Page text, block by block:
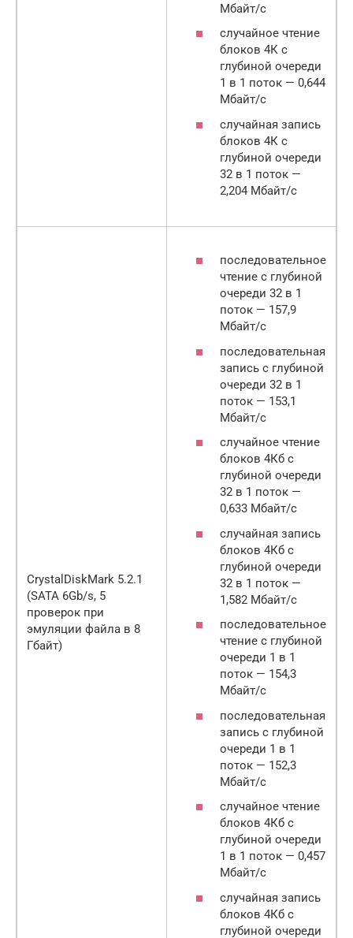
Мбайт/с
случайное чтение
блоков 4К с
глубиной очереди
1 в 1 поток — 0,644
Мбайт/с
случайная запись
блоков 4К с
глубиной очереди
32 в 1 поток —
2,204 Мбайт/с
CrystalDiskMark 5.2.1
(SATA 6Gb/s, 5
проверок при
эмуляции файла в 8
Гбайт)
последовательное
чтение с глубиной
очереди 32 в 1
поток — 157,9
Мбайт/с
последовательная
запись с глубиной
очереди 32 в 1
поток — 153,1
Мбайт/с
случайное чтение
блоков 4Кб с
глубиной очереди
32 в 1 поток —
0,633 Мбайт/с
случайная запись
блоков 4Кб с
глубиной очереди
32 в 1 поток —
1,582 Мбайт/с
последовательное
чтение с глубиной
очереди 1 в 1
поток — 154,3
Мбайт/с
последовательная
запись с глубиной
очереди 1 в 1
поток — 152,3
Мбайт/с
случайное чтение
блоков 4Кб с
глубиной очереди
1 в 1 поток — 0,457
Мбайт/с
случайная запись
блоков 4Кб с
глубиной очереди